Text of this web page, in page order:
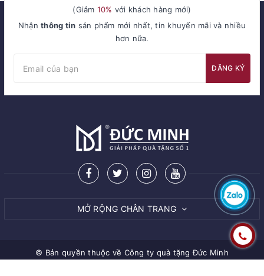
(Giảm 10% với khách hàng mới)
Nhậnthông tin sản phẩm mới nhất, tin khuyến mãi và nhiều
hơn nữa.
ĐĂNG KÝ
MỞ RỘNG CHÂN TRANG
© Bản quyền thuộc về Công ty quà tặng Đức Minh